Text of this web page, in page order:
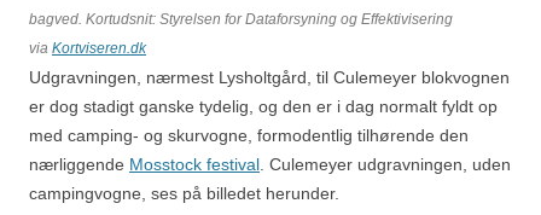
bagved. Kortudsnit: Styrelsen for Dataforsyning og Effektivisering
via Kortviseren.dk
Udgravningen, nærmest Lysholtgård, til Culemeyer blokvognen
er dog stadigt ganske tydelig, og den er i dag normalt fyldt op
med camping- og skurvogne, formodentlig tilhørende den
nærliggende Mosstock festival . Culemeyer udgravningen, uden
campingvogne, ses på billedet herunder.